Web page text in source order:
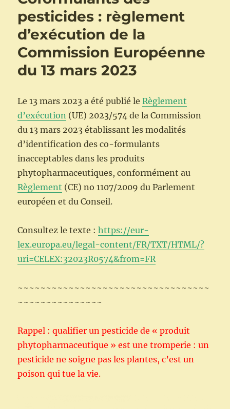
pesticides : règlement
d’exécution de la
Commission Européenne
du 13 mars 2023
Le 13 mars 2023 a été publié leRèglement
d’exécution (UE) 2023/574 de la Commission
du 13 mars 2023 établissant les modalités
d’identification des co-formulants
inacceptables dans les produits
phytopharmaceutiques, conformément au
Règlement (CE) no 1107/2009 du Parlement
européen et du Conseil.
Consultez le texte :https://eur-
lex.europa.eu/legal-content/FR/TXT/HTML/?
uri=CELEX:32023R0574&from=FR
~~~~~~~~~~~~~~~~~~~~~~~~~~~~~~~~~~
~~~~~~~~~~~~~~~
Rappel : qualifier un pesticide de « produit
phytopharmaceutique » est une tromperie : un
pesticide ne soigne pas les plantes, c’est un
poison qui tue la vie.